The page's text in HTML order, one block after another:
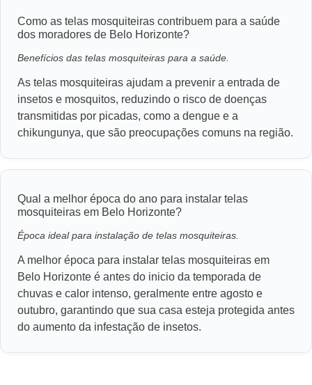
Como as telas mosquiteiras contribuem para a saúde
dos moradores de Belo Horizonte?
Benefícios das telas mosquiteiras para a saúde.
As telas mosquiteiras ajudam a prevenir a entrada de
insetos e mosquitos, reduzindo o risco de doenças
transmitidas por picadas, como a dengue e a
chikungunya, que são preocupações comuns na região.
Qual a melhor época do ano para instalar telas
mosquiteiras em Belo Horizonte?
Época ideal para instalação de telas mosquiteiras.
A melhor época para instalar telas mosquiteiras em
Belo Horizonte é antes do inicio da temporada de
chuvas e calor intenso, geralmente entre agosto e
outubro, garantindo que sua casa esteja protegida antes
do aumento da infestação de insetos.